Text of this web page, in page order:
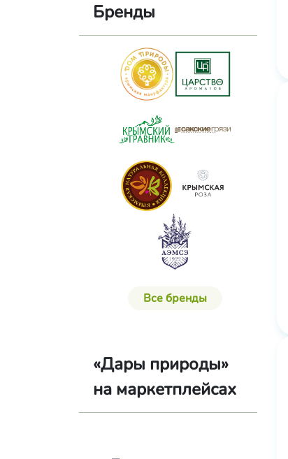
Бренды
Все бренды
«Дары природы»
на маркетплейсах